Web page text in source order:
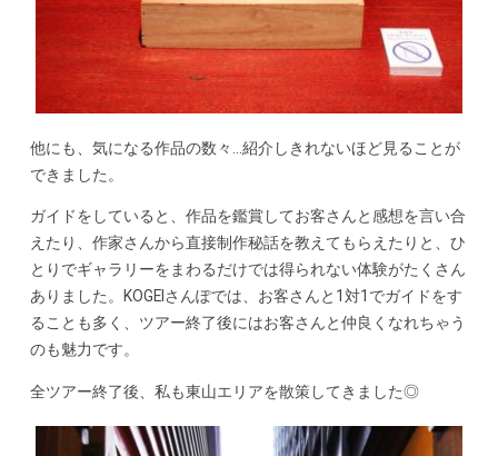
他にも、気になる作品の数々…紹介しきれないほど見ることが
できました。
ガイドをしていると、作品を鑑賞してお客さんと感想を言い合
えたり、作家さんから直接制作秘話を教えてもらえたりと、ひ
とりでギャラリーをまわるだけでは得られない体験がたくさん
ありました。KOGEIさんぽでは、お客さんと1対1でガイドをす
ることも多く、ツアー終了後にはお客さんと仲良くなれちゃう
のも魅力です。
全ツアー終了後、私も東山エリアを散策してきました◎